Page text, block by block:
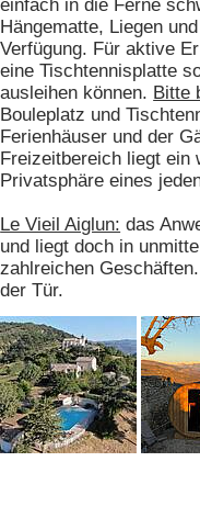
einfach in die Ferne
Hängematte, Liegen
Verfügung. Für aktive
eine Tischtennisplatte
ausleihen können. Bitte
Bouleplatz und
Ferienhäuser und der
Freizeitbereich liegt ein
Privatsphäre eines
Le Vieil Aiglun: das
und liegt doch in
zahlreichen
der Tür.